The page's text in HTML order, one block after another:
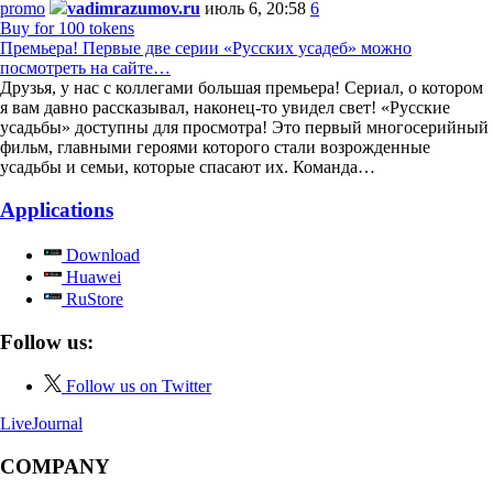
promo vadimrazumov.ru июль 6, 20:58 6
Buy for 100 tokens
Премьера! Первые две серии «Русских усадеб» можно
посмотреть на сайте…
Друзья, у нас с коллегами большая премьера! Сериал, о котором
я вам давно рассказывал, наконец-то увидел свет! «Русские
усадьбы» доступны для просмотра! Это первый многосерийный
фильм, главными героями которого стали возрожденные
усадьбы и семьи, которые спасают их. Команда…
Applications
Download
Huawei
RuStore
Follow us:
Follow us on Twitter
LiveJournal
COMPANY